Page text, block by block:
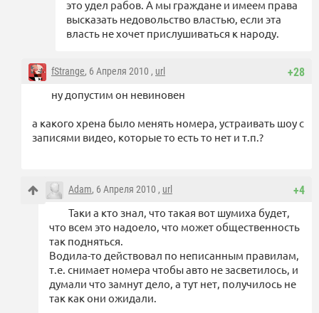
это удел рабов. А мы граждане и имеем права
высказать недовольство властью, если эта
власть не хочет прислушиваться к народу.
+28
fStrange, 6 Апреля 2010 , url
ну допустим он невиновен
а какого хрена было менять номера, устраивать шоу с
записями видео, которые то есть то нет и т.п.?
+4
Adam, 6 Апреля 2010 , url
Таки а кто знал, что такая вот шумиха будет,
что всем это надоело, что может общественность
так подняться.
Водила-то действовал по неписанным правилам,
т.е. снимает номера чтобы авто не засветилось, и
думали что замнут дело, а тут нет, получилось не
так как они ожидали.